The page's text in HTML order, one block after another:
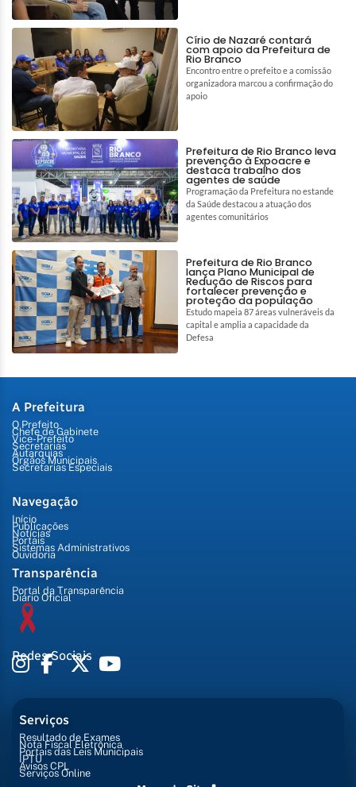
Círio de Nazaré contará
com apoio da Prefeitura de
Rio Branco
Encontro entre o prefeito e a comissão
organizadora marcou a confirmação do
apoio
Prefeitura de Rio Branco leva
prevenção à Expoacre e
destaca trabalho dos
agentes de saúde
Programação da Prefeitura no estande
da Saúde destacou a atuação dos
agentes comunitários
Prefeitura de Rio Branco
lança Plano Municipal de
Redução de Riscos para
fortalecer prevenção e
proteção da população
Estudo mapeia 87 áreas vulneráveis da
capital e amplia a capacidade da
Defesa
A Prefeitura
O Prefeito
Chefe de Gabinete
Vice-Prefeito
Secretarias
Autarquias
Órgãos Municipais
Secretarias Especiais
Navegação
Início
Publicações
Notícias
Portais
Sistemas Administrativos
Ouvidoria
Transparência
Portal da Transparência
Diário Oficial
Redes Sociais
Serviços
Resultado de Exames
Nota Fiscal Eletrônica
Portais das Leis Municipais
IPTU
Avisos CPL
Serviços Online